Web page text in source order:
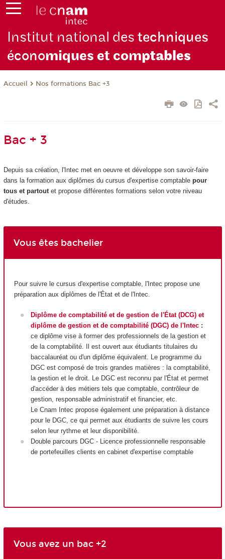
Institut national destechniques
économiques et comptables
Accueil Nos formations Bac +3
Bac + 3
Depuis sa création, l'Intec met en oeuvre et développe son savoir-faire
dans la formation aux diplômes du cursus d'expertise comptable pour
tous et partoutet propose différentes formations selon votre niveau
d'études.
Vous êtes bachelier
Pour suivre le cursus d'expertise comptable, l'Intec propose une
préparation aux diplômes de l'État et de l'Intec.
Diplôme de comptabilité et de gestion de l'État (DCG) et
diplôme de gestion et de comptabilité (DGC) de l'Intec:
ce diplôme vise à former des professionnels de la gestion et
de la comptabilité. Il est ouvert aux étudiants titulaires du
baccalauréat ou d'un diplôme équivalent. Le programme du
DGC est composé de trois grandes matières : la comptabilité,
la gestion et le droit. Le DGC est reconnu par l'État et permet
d'accéder à des métiers tels que comptable, contrôleur de
gestion, responsable administratif et financier, etc.
Le Cnam Intec propose également une préparation à distance
pour le DGC, ce qui permet aux étudiants de suivre les cours
selon leur rythme et leur disponibilité.
Double parcours DGC - Licence professionnelle responsable
de portefeuilles clients en cabinet d'expertise comptable
Vous avez un bac +2